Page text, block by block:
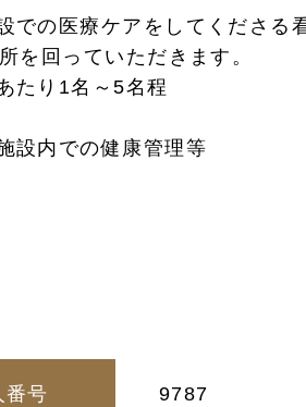
での医療ケアをしてくださる
を回っていただきます。
たり1名～5名程
設内での健康管理等
番号 9787